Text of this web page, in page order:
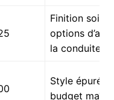
Finition
options
la conduite
Style épuré,
budget